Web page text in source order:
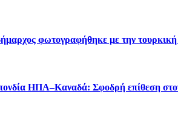
φωτογραφήθηκε με την
ΗΠΑ–Καναδά: Σφοδρή επίθεση